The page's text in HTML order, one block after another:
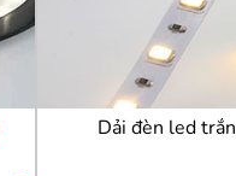
Dải đèn led